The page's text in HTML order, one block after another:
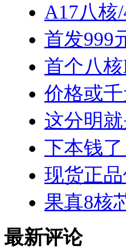
A17八核
首发999
首个八
价格或
这分明
下本钱
现货正
果真8核
最新评论